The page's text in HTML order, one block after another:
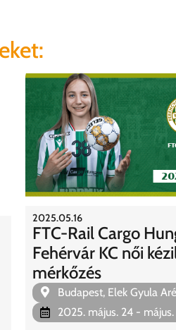
2025.05.16
FTC-Rail Cargo
Fehérvár KC női
mérkőzés
Budapest, Elek Gyula
2025. május. 24 -